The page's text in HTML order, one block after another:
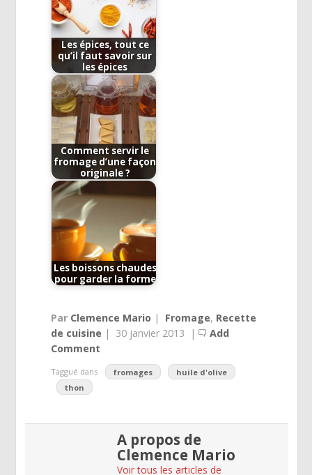
Les épices, tout ce
qu’il faut savoir sur
les épices
Comment servir le
fromage d’une façon
originale ?
Les boissons chaudes
pour garder la forme
Par Clemence Mario | Fromage, Recette
de cuisine | 30 janvier 2013 |
Add
Comment
Taggué dans fromages
huile d'olive
thon
A propos de
Clemence Mario
Voir tous les articles de